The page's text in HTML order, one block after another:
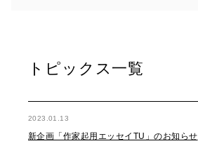
トピックス一覧
2023.01.13
新企画「作家起用エッセイTU」のお知らせ